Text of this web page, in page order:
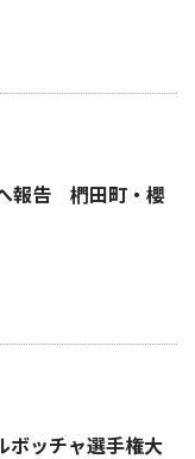
報告 椚田町・櫻
ボッチャ選手権大